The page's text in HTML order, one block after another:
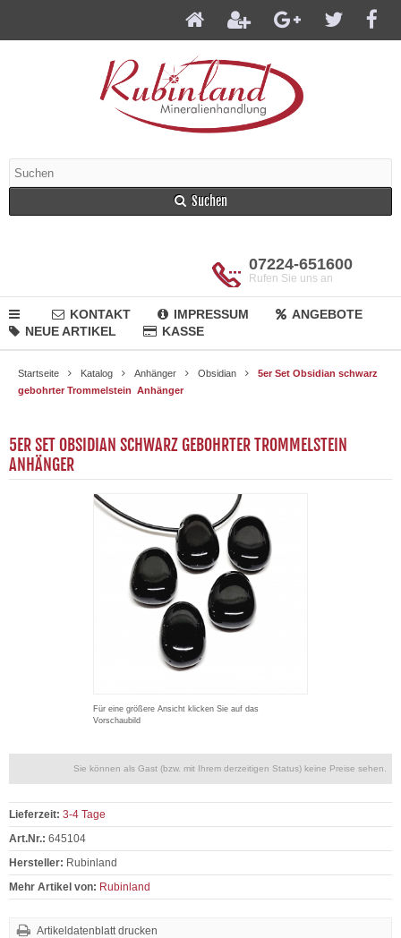
Suchen
07224-651600
Rufen Sie uns an
KONTAKT IMPRESSUM
ANGEBOTE
NEUE ARTIKEL
KASSE
Startseite Katalog Anhänger Obsidian
5er Set Obsidian schwarz
gebohrter Trommelstein Anhänger
5ER SET OBSIDIAN SCHWARZ GEBOHRTER TROMMELSTEIN
ANHÄNGER
Für eine größere Ansicht klicken Sie auf das
Vorschaubild
Sie können als Gast (bzw. mit Ihrem derzeitigen Status) keine Preise sehen.
Lieferzeit: 3-4 Tage
Art.Nr.: 645104
Hersteller: Rubinland
Mehr Artikel von: Rubinland
Artikeldatenblatt drucken